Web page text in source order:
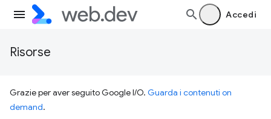
Accedi
Risorse
Grazie per aver seguito Google I/O. Guarda i contenuti on
demand.